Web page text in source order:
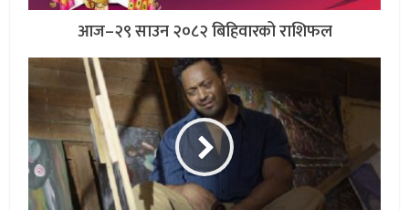
आज–२९ साउन २०८२ बिहिवारको राशिफल